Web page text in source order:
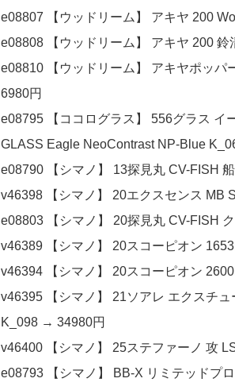
e08807 【ウッドリーム】 アキヤ 200
e08808 【ウッドリーム】 アキヤ 200
e08810 【ウッドリーム】 アキヤポッ
6980円
e08795 【ココログラス】 556グラス イ
GLASS Eagle NeoContrast NP-Blue
e08790 【シマノ】 13探見丸 CV-FISH
v46398 【シマノ】 20エクスセンス MB
e08803 【シマノ】 20探見丸 CV-FISH
v46389 【シマノ】 20スコーピオン
v46394 【シマノ】 20スコーピオン
v46395 【シマノ】 21ソアレ エクスチ
K_098 → 34980円
v46400 【シマノ】 25ステファーノ 攻
e08793 【シマノ】 BB-X リミテッドプ